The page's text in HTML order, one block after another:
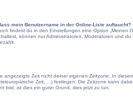
mein Benutzername in der Online-Liste auftaucht?
findest du in den Einstellungen eine Option „Meinen
können nur Administratoren, Moderatoren und
angezeigte Zeit nicht deiner eigenen Zeitzone. In
Zeit, ...) festlegen. Die Zeitzone kann
bist, ist dies ein guter Grund, dies jetzt zu tun.